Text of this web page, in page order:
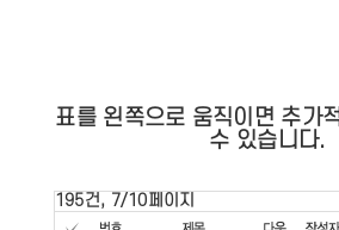
표를 왼쪽으로 움직이면 추가
수 있습니다.
195건, 7/10페이지